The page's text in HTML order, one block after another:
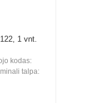
1 vnt.
kodas:
talpa: